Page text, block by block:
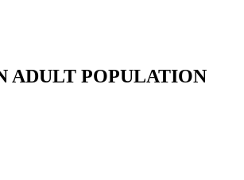
ADULT POPULATION